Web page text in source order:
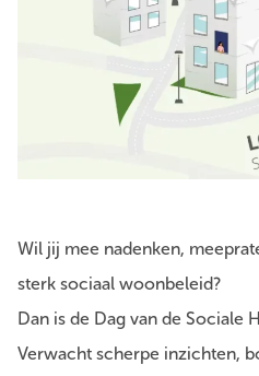
Wil jij mee nadenken,
sterk sociaal woonbeleid?
Dan is de Dag van de Sociale
Verwacht scherpe inzichten,